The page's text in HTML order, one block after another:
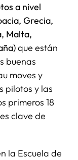
a nivel
Grecia,
Malta,
que están
buenas
moves y
pilotos y las
primeros 18
clave de
la Escuela de